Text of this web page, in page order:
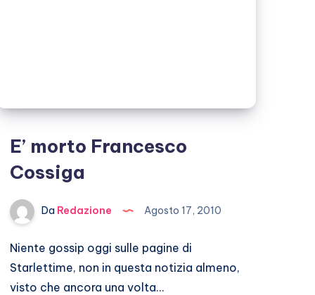
E’ morto Francesco
Cossiga
Da Redazione Agosto 17, 2010
Niente gossip oggi sulle pagine di
Starlettime, non in questa notizia almeno,
visto che ancora una volta…